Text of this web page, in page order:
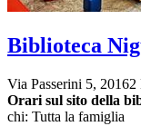
Biblioteca
Via Passerini 5,
Orari sul sito della
chi: Tutta la famiglia